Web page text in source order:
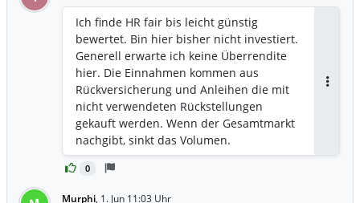
0
Ich finde HR fair bis leicht günstig
bewertet. Bin hier bisher nicht investiert.
Generell erwarte ich keine Überrendite
hier. Die Einnahmen kommen aus
Rückversicherung und Anleihen die mit
nicht verwendeten Rückstellungen
gekauft werden. Wenn der Gesamtmarkt
nachgibt, sinkt das Volumen.
Anleihenkurse sind zinsabhängig. also
keine pauschale Aussage. V.a nicht ohne
Murphi, 1. Jun 11:03 Uhr